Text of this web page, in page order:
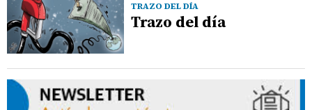
TRAZO DEL DÍA
Trazo del día